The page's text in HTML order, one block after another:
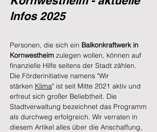
Infos 2025
Personen, die sich ein Balkonkraftwerk in
Kornwestheim zulegen wollen, können auf
finanzielle Hilfe seitens der Stadt zählen.
Die Förderinitiative namens "Wir
stärken Klima" ist seit Mitte 2021 aktiv und
erfreut sich großer Beliebtheit. Die
Stadtverwaltung bezeichnet das Programm
als durchweg erfolgreich. Wir verraten in
diesem Artikel alles über die Anschaffung,